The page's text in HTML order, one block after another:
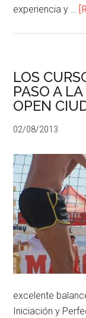
experiencia y …
LOS
PASO A
OPEN
02/08/2013
excelente
Iniciación y